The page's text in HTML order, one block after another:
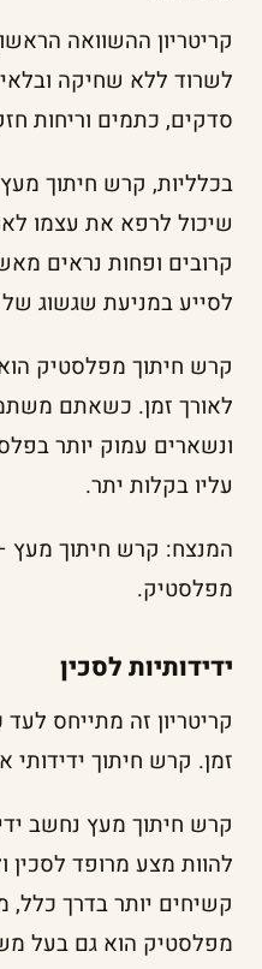
קריטריון ההשוואה
לשרוד ללא שחיקה
סדקים, כתמים וריחות
בכלליות, קרש חיתוך
שיכול לרפא את עצמו
קרובים ופחות נראים
לסייע במניעת שגשוג
קרש חיתוך מפלסטיק
לאורך זמן. כשאתם
ונשארים עמוק יותר
עליו בקלות יתר.
המנצח: קרש חיתוך מעץ
מפלסטיק.
ידידותיות לסכין
קריטריון זה מתייחס
זמן. קרש חיתוך
קרש חיתוך מעץ נחשב
להוות מצע מרופד
קשיחים יותר בדרך כלל,
מפלסטיק הוא גם בעל